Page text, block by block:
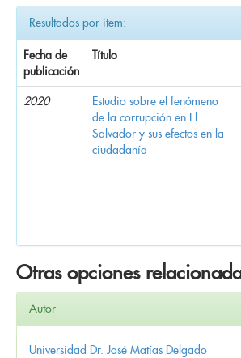
Resultados por ítem:
Fecha de
publicación
Título
2020
Estudio sobre el fenómeno
de la corrupción en El
Salvador y sus efectos en la
ciudadanía
Otras opciones
Autor
Universidad Dr. José Matías Delgado